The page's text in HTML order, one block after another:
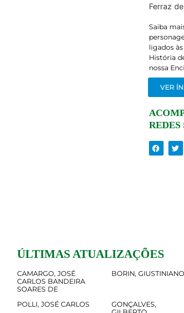
Ferraz
Saiba
ligados
História
nossa
VER
ÚLTIMAS ATUALIZAÇÕES
CAMARGO, JOSÉ
CARLOS BANDEIRA
SOARES DE
BORIN, GIUSTINIANO
POLLI, JOSÉ CARLOS
GONÇALVES,